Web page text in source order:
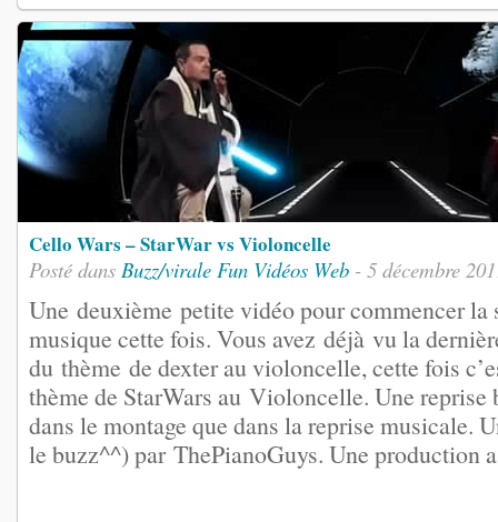
Cello Wars – StarWar vs Violoncelle
Posté dans Buzz/virale Fun Vidéos Web - 5 décembre
Une deuxième petite vidéo pour commencer la
musique cette fois. Vous avez déjà vu la
du thème de dexter au violoncelle, cette fois
thème de StarWars au Violoncelle. Une
dans le montage que dans la reprise musicale.
le buzz^^) par ThePianoGuys. Une production